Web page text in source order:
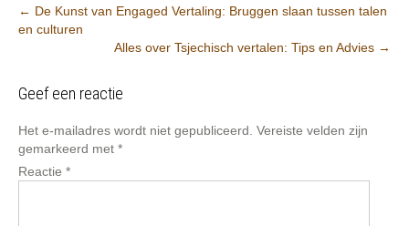
Berichtnavigatie
← De Kunst van Engaged Vertaling: Bruggen slaan tussen talen
en culturen
Alles over Tsjechisch vertalen: Tips en Advies →
Geef een reactie
Het e-mailadres wordt niet gepubliceerd. Vereiste velden zijn
gemarkeerd met *
Reactie *